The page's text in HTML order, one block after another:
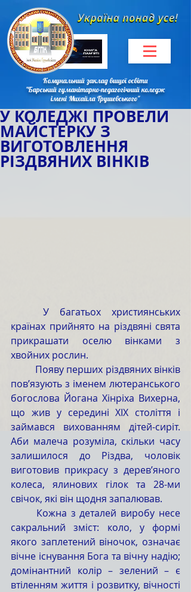
Комунальний заклад вищої освіти
"Барський гуманітарно-педагогічний коледж
імені Михайла Грушевського"
У КОЛЕДЖІ ПРОВЕЛИ
МАЙСТЕРКУ З
ВИГОТОВЛЕННЯ
РІЗДВЯНИХ ВІНКІВ
країнах прийнято на різдвяні свята
прикрашати оселю вінками з
хвойних рослин.
пов’язують з іменем лютеранського
богослова Йогана Хінріха Вихерна,
що жив у середині ХІХ століття і
займався вихованням дітей-сиріт.
Аби малеча розуміла, скільки часу
залишилося до Різдва, чоловік
виготовив прикрасу з дерев’яного
колеса, ялинових гілок та 28-ми
свічок, які він щодня запалював.
сакральний зміст: коло, у формі
якого заплетений віночок, означає
вічне існування Бога та вічну надію;
домінантний колір – зелений – є
втіленням життя і розвитку, вічності